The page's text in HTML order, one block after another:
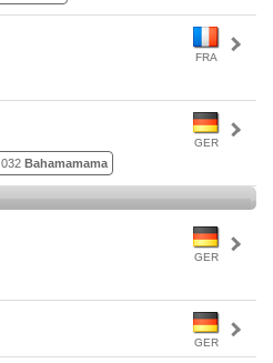
FRA
GER
032 Bahamamama
GER
GER